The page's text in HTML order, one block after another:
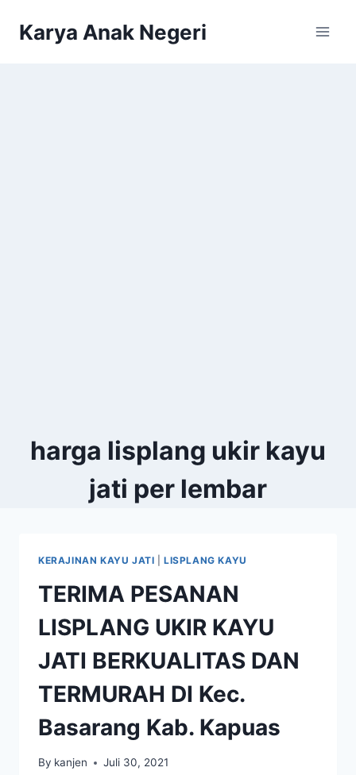
Karya Anak Negeri
harga lisplang ukir kayu
jati per lembar
KERAJINAN KAYU JATI |LISPLANG KAYU
TERIMA PESANAN
LISPLANG UKIR KAYU
JATI BERKUALITAS DAN
TERMURAH DI Kec.
Basarang Kab. Kapuas
By kanjen Juli 30, 2021